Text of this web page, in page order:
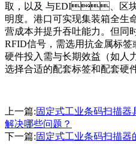
取，以及 与EDI、区
明度。港口可实现集装箱全生
营成本并提升吞吐能力。但
RFID信号，需选用抗金属标签
硬件投入需与长期效益（如人力
选择合适的配套标签和配套硬件软
上一篇:固定式工业条码扫描器
解决哪些问题？
下一篇:固定式工业条码扫描器